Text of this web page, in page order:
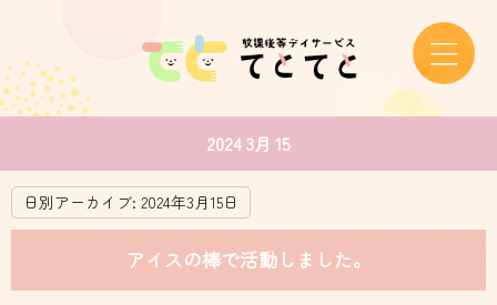
2024 3月 15
日別アーカイブ: 2024年3月15日
アイスの棒で活動しました。